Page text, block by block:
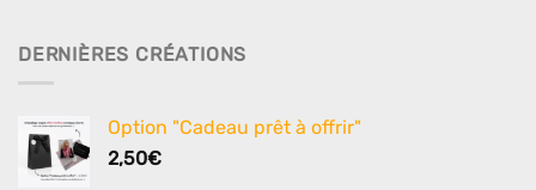
DERNIÈRES CRÉATIONS
Option "Cadeau prêt à offrir"
2,50€